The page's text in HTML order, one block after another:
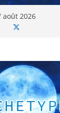
août 2026